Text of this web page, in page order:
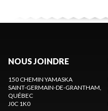
NOUS JOINDRE
150 CHEMIN YAMASKA
SAINT-GERMAIN-DE-GRANTHAM
QUÉBEC
J0C 1K0